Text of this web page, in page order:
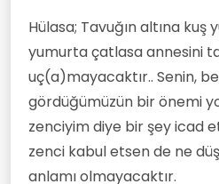
Hülasa; Tavuğın altına kuş
yumurta çatlasa annesini
uç(a)mayacaktır.. Senin,
gördüğümüzün bir önemi
zenciyim diye bir şey icad
zenci kabul etsen de ne
anlamı olmayacaktır.